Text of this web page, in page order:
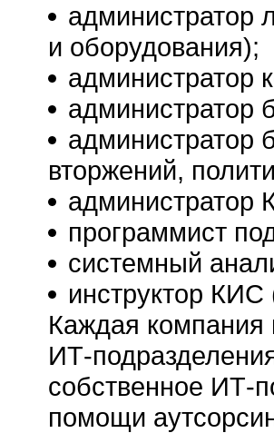
администратор
и оборудования);
администратор
администратор
администратор
вторжений,
администратор
программист
системный
инструктор КИС
Каждая компания
ИТ-
собственное ИТ-
помощи